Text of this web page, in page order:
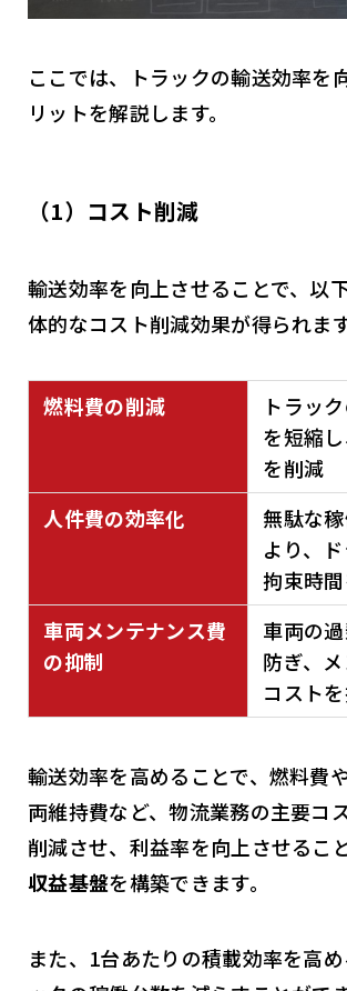
ここでは、トラックの輸送効率を
リットを解説します。
（1）コスト削減
輸送効率を向上させることで、以
体的なコスト削減効果が得られます
燃料費の削減
トラッ
を短縮
を削減
人件費の効率化
無駄な
より、
拘束時
車両メンテナンス費
の抑制
車両の
防ぎ、
コスト
輸送効率を高めることで、燃料費
両維持費など、物流業務の主要コ
削減させ、利益率を向上させるこ
収益基盤を構築できます。
また、1台あたりの積載効率を高